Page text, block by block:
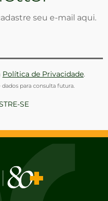
seu e-mail aqui.
Política de Privacidade.
para consulta futura.
SE